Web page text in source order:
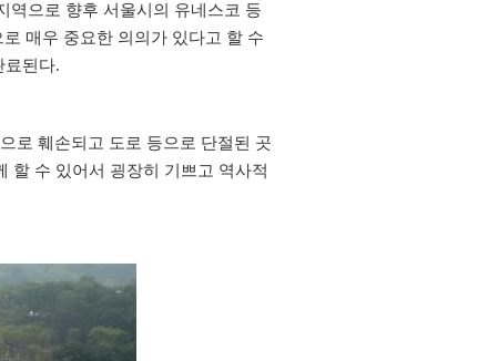
역으로 향후 서울시의 유네스코 등
매우 중요한 의의가 있다고 할 수
료된다.
로 훼손되고 도로 등으로 단절된 곳
할 수 있어서 굉장히 기 쁘고 역사적